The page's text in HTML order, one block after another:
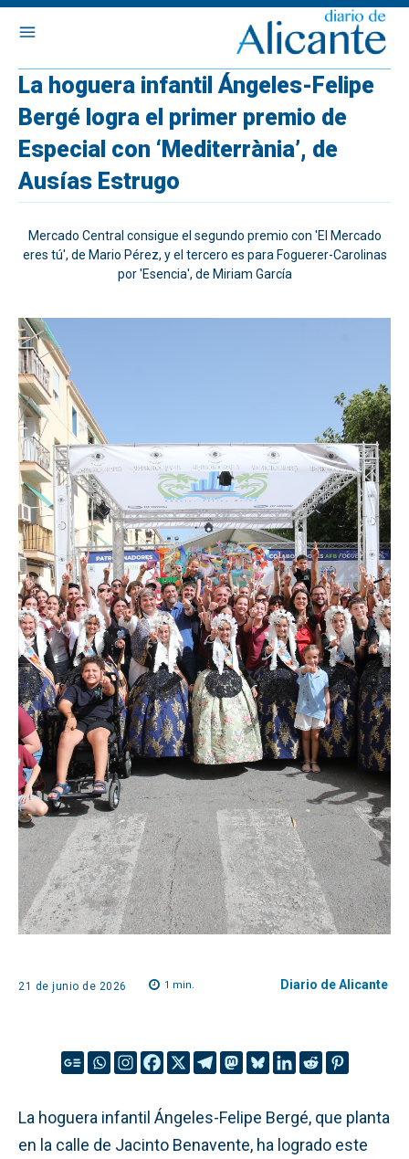
La hoguera infantil Ángeles-Felipe
Bergé logra el primer premio de
Especial con ‘Mediterrània’, de
Ausías Estrugo
Mercado Central consigue el segundo premio con 'El Mercado
eres tú', de Mario Pérez, y el tercero es para Foguerer-Carolinas
por 'Esencia', de Miriam García
21 de junio de 2026 1 min. Diario de Alicante
La hoguera infantil Ángeles-Felipe Bergé, que planta
en la calle de Jacinto Benavente, ha logrado este